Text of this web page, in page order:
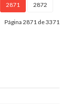
2871 2872
Página 2871 de 3371